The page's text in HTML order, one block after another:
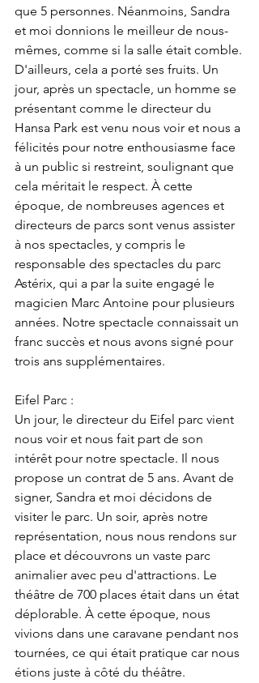
que 5 personnes. Néanmoins, Sandra
et moi donnions le meilleur de nous-
mêmes, comme si la salle était comble.
D'ailleurs, cela a porté ses fruits. Un
jour, après un spectacle, un homme se
présentant comme le directeur du
Hansa Park est venu nous voir et nous a
félicités pour notre enthousiasme face
à un public si restreint, soulignant que
cela méritait le respect. À cette
époque, de nombreuses agences et
directeurs de parcs sont venus assister
à nos spectacles, y compris le
responsable des spectacles du parc
Astérix, qui a par la suite engagé le
magicien Marc Antoine pour plusieurs
années. Notre spectacle connaissait un
franc succès et nous avons signé pour
trois ans supplémentaires.
Eifel Parc :
Un jour, le directeur du Eifel parc vient
nous voir et nous fait part de son
intérêt pour notre spectacle. Il nous
propose un contrat de 5 ans. Avant de
signer, Sandra et moi décidons de
visiter le parc. Un soir, après notre
représentation, nous nous rendons sur
place et découvrons un vaste parc
animalier avec peu d'attractions. Le
théâtre de 700 places était dans un état
déplorable. À cette époque, nous
vivions dans une caravane pendant nos
tournées, ce qui était pratique car nous
étions juste à côté du théâtre.